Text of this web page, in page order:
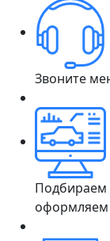
Звоните
Подбираем
оформляем